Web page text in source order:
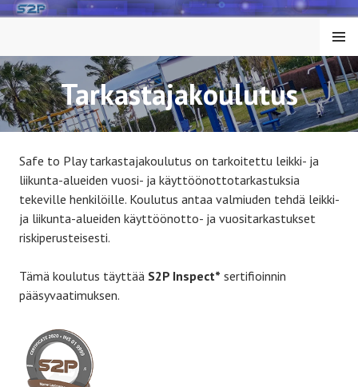
Siirry
VALIK
KO
Tarkastajakoulutus
Safe to Play tarkastajakoulutus on tarkoitettu leikki- ja
liikunta-alueiden vuosi- ja käyttöönottotarkastuksia
tekeville henkilöille. Koulutus antaa valmiuden tehdä leikki-
ja liikunta-alueiden käyttöönotto- ja vuositarkastukset
riskiperusteisesti.
Tämä koulutus täyttää S2P Inspect* sertifioinnin
pääsyvaatimuksen.